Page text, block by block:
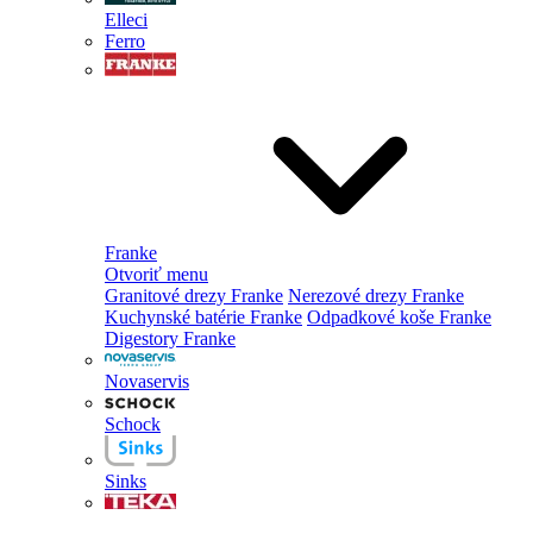
Elleci
Ferro
Franke
Otvoriť menu
Granitové drezy Franke Nerezové drezy Franke
Kuchynské batérie Franke Odpadkové koše Franke
Digestory Franke
Novaservis
Schock
Sinks